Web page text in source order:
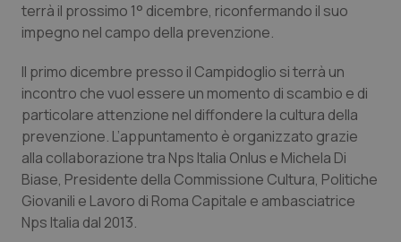
Calabria
Campania
Emilia-Romagna
Friuli Venezia Giulia
Lazio
Asma & BPCO
Car-T
Colesterolo & coronaropatie
Dermatite Atopica
Diabete & glucometri
terrà il prossimo 1° dicembre, riconfermando il suo
impegno nel campo della prevenzione.
Il primo dicembre presso il Campidoglio si terrà un
incontro che vuol essere un momento di scambio e di
particolare attenzione nel diffondere la cultura della
prevenzione. L’appuntamento è organizzato grazie
alla collaborazione tra Nps Italia Onlus e Michela Di
Biase, Presidente della Commissione Cultura, Politiche
Giovanili e Lavoro di Roma Capitale e ambasciatrice
Nps Italia dal 2013.